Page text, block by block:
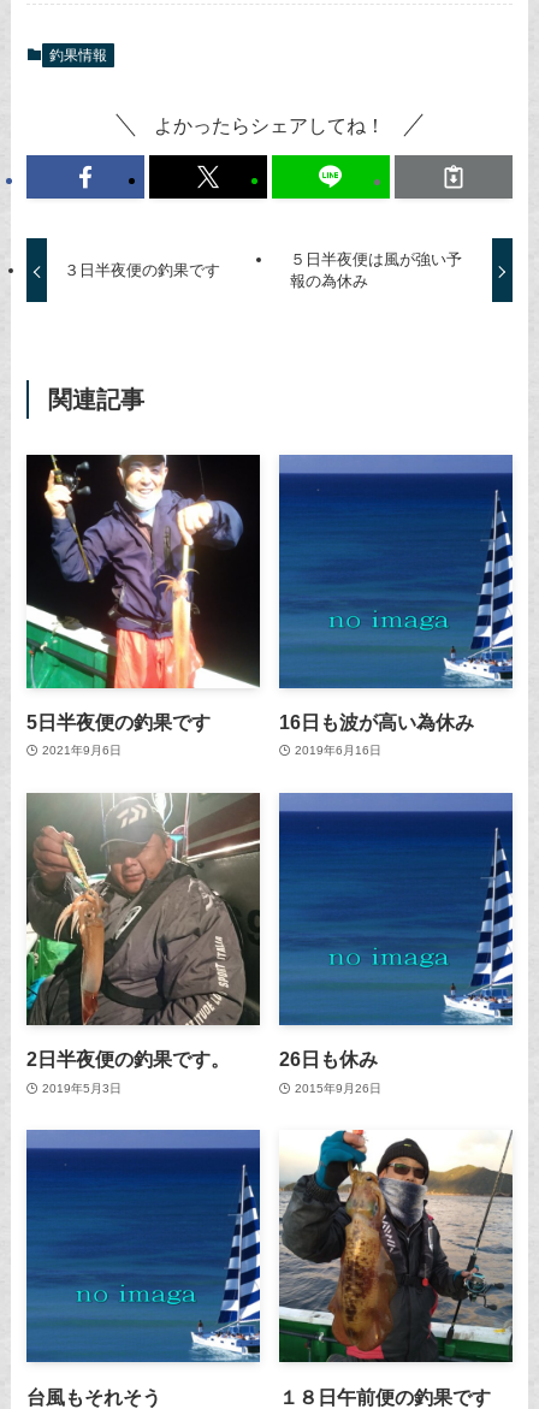
釣果情報
よかったらシェアしてね！
３日半夜便の釣果です
５日半夜便は風が強い予
報の為休み
関連記事
5日半夜便の釣果です
2021年9月6日
16日も波が高い為休み
2019年6月16日
2日半夜便の釣果です。
2019年5月3日
26日も休み
2015年9月26日
台風もそれそう １８日午前便の釣果です